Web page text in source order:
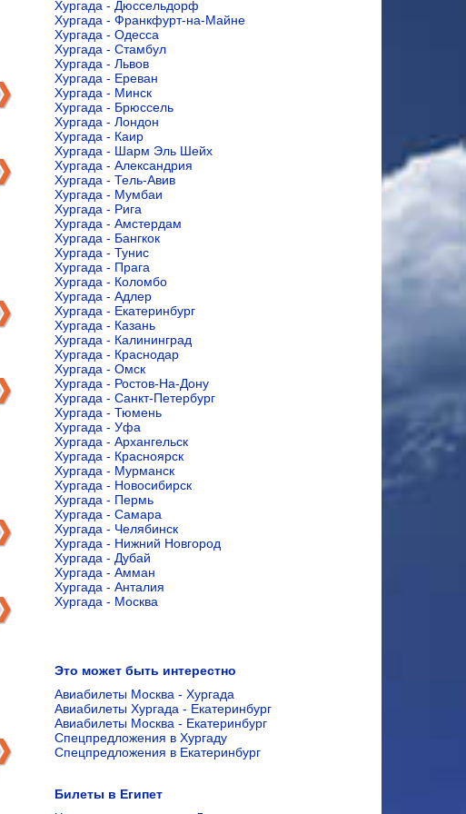
Хургада - Дюссельдорф
Хургада - Франкфурт-на-Майне
Хургада - Одесса
Хургада - Стамбул
Хургада - Львов
Хургада - Ереван
Хургада - Минск
Хургада - Брюссель
Хургада - Лондон
Хургада - Каир
Хургада - Шарм Эль Шейх
Хургада - Александрия
Хургада - Тель-Авив
Хургада - Мумбаи
Хургада - Рига
Хургада - Амстердам
Хургада - Бангкок
Хургада - Тунис
Хургада - Прага
Хургада - Коломбо
Хургада - Адлер
Хургада - Екатеринбург
Хургада - Казань
Хургада - Калининград
Хургада - Краснодар
Хургада - Омск
Хургада - Ростов-На-Дону
Хургада - Санкт-Петербург
Хургада - Тюмень
Хургада - Уфа
Хургада - Архангельск
Хургада - Красноярск
Хургада - Мурманск
Хургада - Новосибирск
Хургада - Пермь
Хургада - Самара
Хургада - Челябинск
Хургада - Нижний Новгород
Хургада - Дубай
Хургада - Амман
Хургада - Анталия
Хургада - Москва
Это может быть интерестно
Авиабилеты Москва - Хургада
Авиабилеты Хургада - Екатеринбург
Авиабилеты Москва - Екатеринбург
Спецпредложения в Хургаду
Спецпредложения в Екатеринбург
Билеты в Египет